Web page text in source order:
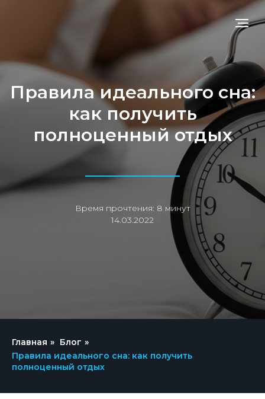
Правила идеального сна:
как получить
полноценный отдых
Время прочтения: 8 минут
14.03.2022
Главная » Блог »
Правила идеального сна: как получить
полноценный отдых